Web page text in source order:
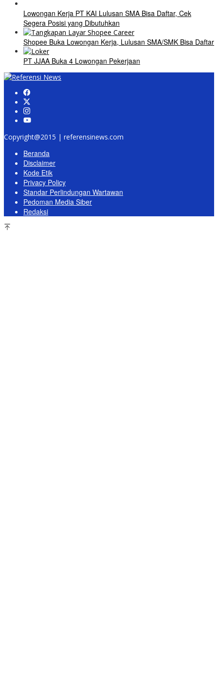
Lowongan Kerja PT KAI Lulusan SMA Bisa Daftar, Cek
Segera Posisi yang Dibutuhkan
Shopee Buka Lowongan Kerja, Lulusan SMA/SMK Bisa Daftar
PT JJAA Buka 4 Lowongan Pekerjaan
Copyright@2015 | referensinews.com
Beranda
Disclaimer
Kode Etik
Privacy Policy
Standar Perlindungan Wartawan
Pedoman Media Siber
Redaksi